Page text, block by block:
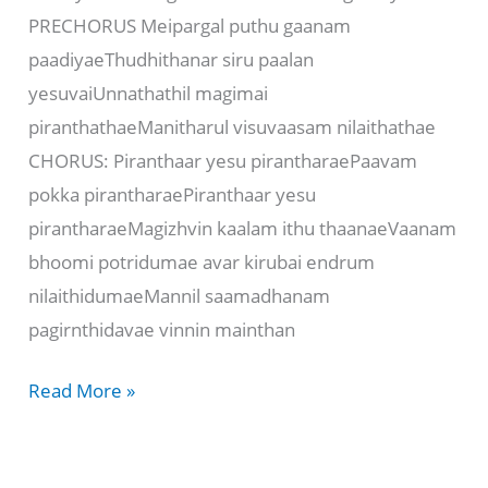
PRECHORUS Meipargal puthu gaanam
paadiyaeThudhithanar siru paalan
yesuvaiUnnathathil magimai
piranthathaeManitharul visuvaasam nilaithathae
CHORUS: Piranthaar yesu pirantharaePaavam
pokka pirantharaePiranthaar yesu
pirantharaeMagizhvin kaalam ithu thaanaeVaanam
bhoomi potridumae avar kirubai endrum
nilaithidumaeMannil saamadhanam
pagirnthidavae vinnin mainthan
பனிக்காற்று
Read More »